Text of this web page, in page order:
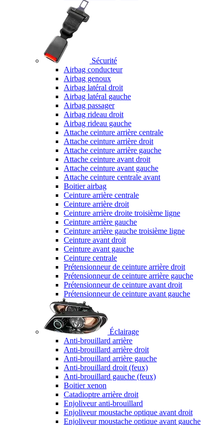
Sécurité
Airbag conducteur
Airbag genoux
Airbag latéral droit
Airbag latéral gauche
Airbag passager
Airbag rideau droit
Airbag rideau gauche
Attache ceinture arrière centrale
Attache ceinture arrière droit
Attache ceinture arrière gauche
Attache ceinture avant droit
Attache ceinture avant gauche
Attache ceinture centrale avant
Boitier airbag
Ceinture arrière centrale
Ceinture arrière droit
Ceinture arrière droite troisième ligne
Ceinture arrière gauche
Ceinture arrière gauche troisième ligne
Ceinture avant droit
Ceinture avant gauche
Ceinture centrale
Prétensionneur de ceinture arrière droit
Prétensionneur de ceinture arrière gauche
Prétensionneur de ceinture avant droit
Prétensionneur de ceinture avant gauche
Éclairage
Anti-brouillard arrière
Anti-brouillard arrière droit
Anti-brouillard arrière gauche
Anti-brouillard droit (feux)
Anti-brouillard gauche (feux)
Boitier xenon
Catadioptre arrière droit
Enjoliveur anti-brouillard
Enjoliveur moustache optique avant droit
Enjoliveur moustache optique avant gauche